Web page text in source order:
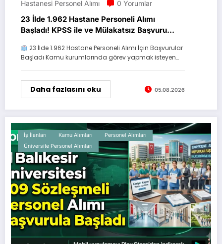
Hastanesi Personel Alımı 0 Yorumlar
23 İlde 1.962 Hastane Personeli Alımı
Başladı! KPSS ile ve Mülakatsız Başvuru
23 İlde 1.962 Hastane Personeli Alımı İçin Başvurular
Başladı Kamu kurumlarında görev yapmak isteyen…
Daha fazlasını oku 05.08.2026
İş İlanları Kamu Alımları
Personel Alımları
Üniversite Personel Alımları